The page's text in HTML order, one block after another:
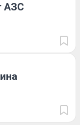
АЗС